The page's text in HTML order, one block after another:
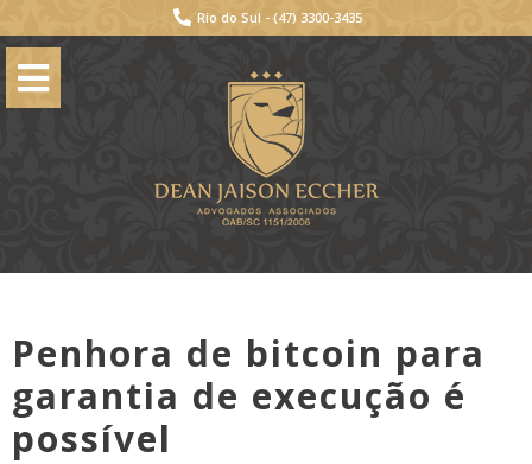
Rio do Sul - (47) 3300-3435
Penhora de bitcoin para
garantia de execução é
possível